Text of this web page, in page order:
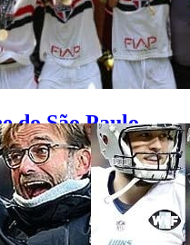
do São Paulo
de pessoas